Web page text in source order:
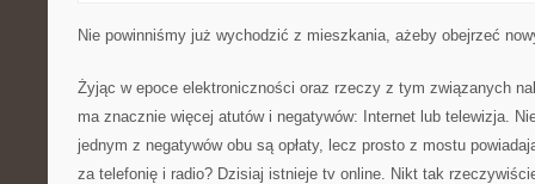
Nie powinniśmy już wychodzić z mieszkania, ażeby obejrzeć
Żyjąc w epoce elektroniczności oraz rzeczy z tym związanych
ma znacznie więcej atutów i negatywów: Internet lub telewizja.
jednym z negatywów obu są opłaty, lecz prosto z mostu
za telefonię i radio? Dzisiaj istnieje tv online. Nikt tak